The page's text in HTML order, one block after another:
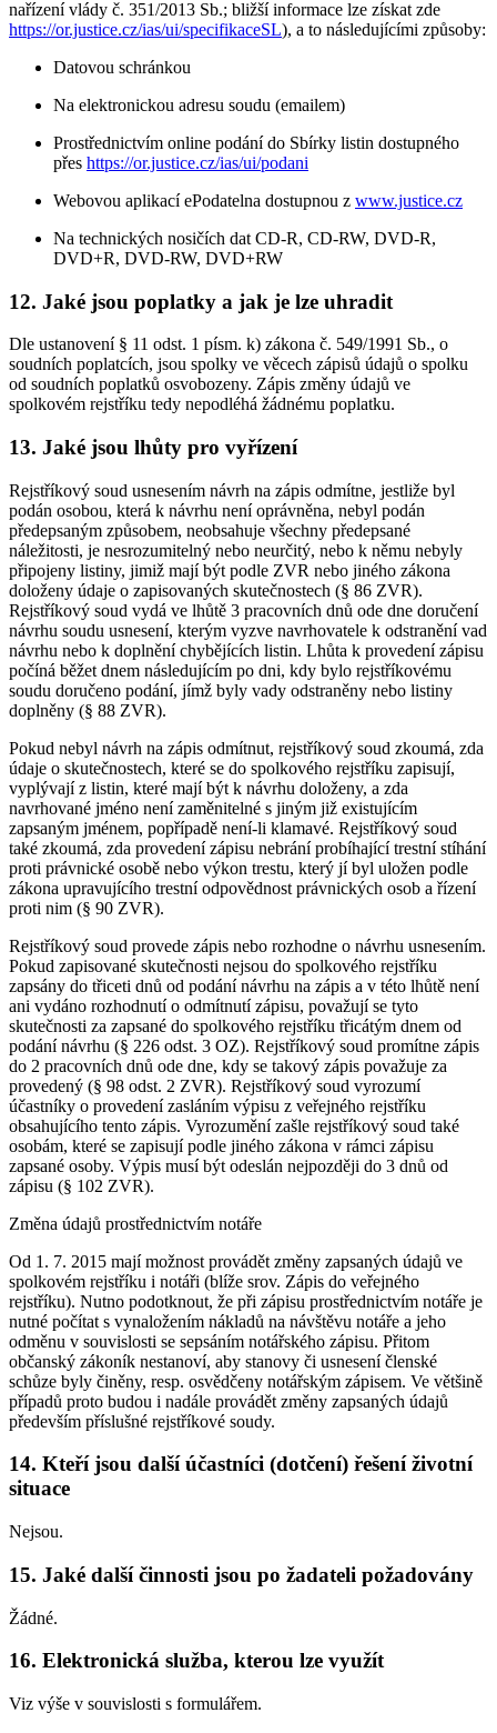
nařízení vlády č. 351/2013 Sb.; bližší informace lze získat zde
https://or.justice.cz/ias/ui/specifikaceSL), a to následujícími způsoby:
Datovou schránkou
Na elektronickou adresu soudu (emailem)
Prostřednictvím online podání do Sbírky listin dostupného
přes https://or.justice.cz/ias/ui/podani
Webovou aplikací ePodatelna dostupnou z www.justice.cz
Na technických nosičích dat CD-R, CD-RW, DVD-R,
DVD+R, DVD-RW, DVD+RW
12. Jaké jsou poplatky a jak je lze uhradit
Dle ustanovení § 11 odst. 1 písm. k) zákona č. 549/1991 Sb., o
soudních poplatcích, jsou spolky ve věcech zápisů údajů o spolku
od soudních poplatků osvobozeny. Zápis změny údajů ve
spolkovém rejstříku tedy nepodléhá žádnému poplatku.
13. Jaké jsou lhůty pro vyřízení
Rejstříkový soud usnesením návrh na zápis odmítne, jestliže byl
podán osobou, která k návrhu není oprávněna, nebyl podán
předepsaným způsobem, neobsahuje všechny předepsané
náležitosti, je nesrozumitelný nebo neurčitý, nebo k němu nebyly
připojeny listiny, jimiž mají být podle ZVR nebo jiného zákona
doloženy údaje o zapisovaných skutečnostech (§ 86 ZVR).
Rejstříkový soud vydá ve lhůtě 3 pracovních dnů ode dne doručení
návrhu soudu usnesení, kterým vyzve navrhovatele k odstranění vad
návrhu nebo k doplnění chybějících listin. Lhůta k provedení zápisu
počíná běžet dnem následujícím po dni, kdy bylo rejstříkovému
soudu doručeno podání, jímž byly vady odstraněny nebo listiny
doplněny (§ 88 ZVR).
Pokud nebyl návrh na zápis odmítnut, rejstříkový soud zkoumá, zda
údaje o skutečnostech, které se do spolkového rejstříku zapisují,
vyplývají z listin, které mají být k návrhu doloženy, a zda
navrhované jméno není zaměnitelné s jiným již existujícím
zapsaným jménem, popřípadě není-li klamavé. Rejstříkový soud
také zkoumá, zda provedení zápisu nebrání probíhající trestní stíhání
proti právnické osobě nebo výkon trestu, který jí byl uložen podle
zákona upravujícího trestní odpovědnost právnických osob a řízení
proti nim (§ 90 ZVR).
Rejstříkový soud provede zápis nebo rozhodne o návrhu usnesením.
Pokud zapisované skutečnosti nejsou do spolkového rejstříku
zapsány do třiceti dnů od podání návrhu na zápis a v této lhůtě není
ani vydáno rozhodnutí o odmítnutí zápisu, považují se tyto
skutečnosti za zapsané do spolkového rejstříku třicátým dnem od
podání návrhu (§ 226 odst. 3 OZ). Rejstříkový soud promítne zápis
do 2 pracovních dnů ode dne, kdy se takový zápis považuje za
provedený (§ 98 odst. 2 ZVR). Rejstříkový soud vyrozumí
účastníky o provedení zasláním výpisu z veřejného rejstříku
obsahujícího tento zápis. Vyrozumění zašle rejstříkový soud také
osobám, které se zapisují podle jiného zákona v rámci zápisu
zapsané osoby. Výpis musí být odeslán nejpozději do 3 dnů od
zápisu (§ 102 ZVR).
Změna údajů prostřednictvím notáře
Od 1. 7. 2015 mají možnost provádět změny zapsaných údajů ve
spolkovém rejstříku i notáři (blíže srov. Zápis do veřejného
rejstříku). Nutno podotknout, že při zápisu prostřednictvím notáře je
nutné počítat s vynaložením nákladů na návštěvu notáře a jeho
odměnu v souvislosti se sepsáním notářského zápisu. Přitom
občanský zákoník nestanoví, aby stanovy či usnesení členské
schůze byly činěny, resp. osvědčeny notářským zápisem. Ve většině
případů proto budou i nadále provádět změny zapsaných údajů
především příslušné rejstříkové soudy.
14. Kteří jsou další účastníci (dotčení) řešení životní
situace
Nejsou.
15. Jaké další činnosti jsou po žadateli požadovány
Žádné.
16. Elektronická služba, kterou lze využít
Viz výše v souvislosti s formulářem.